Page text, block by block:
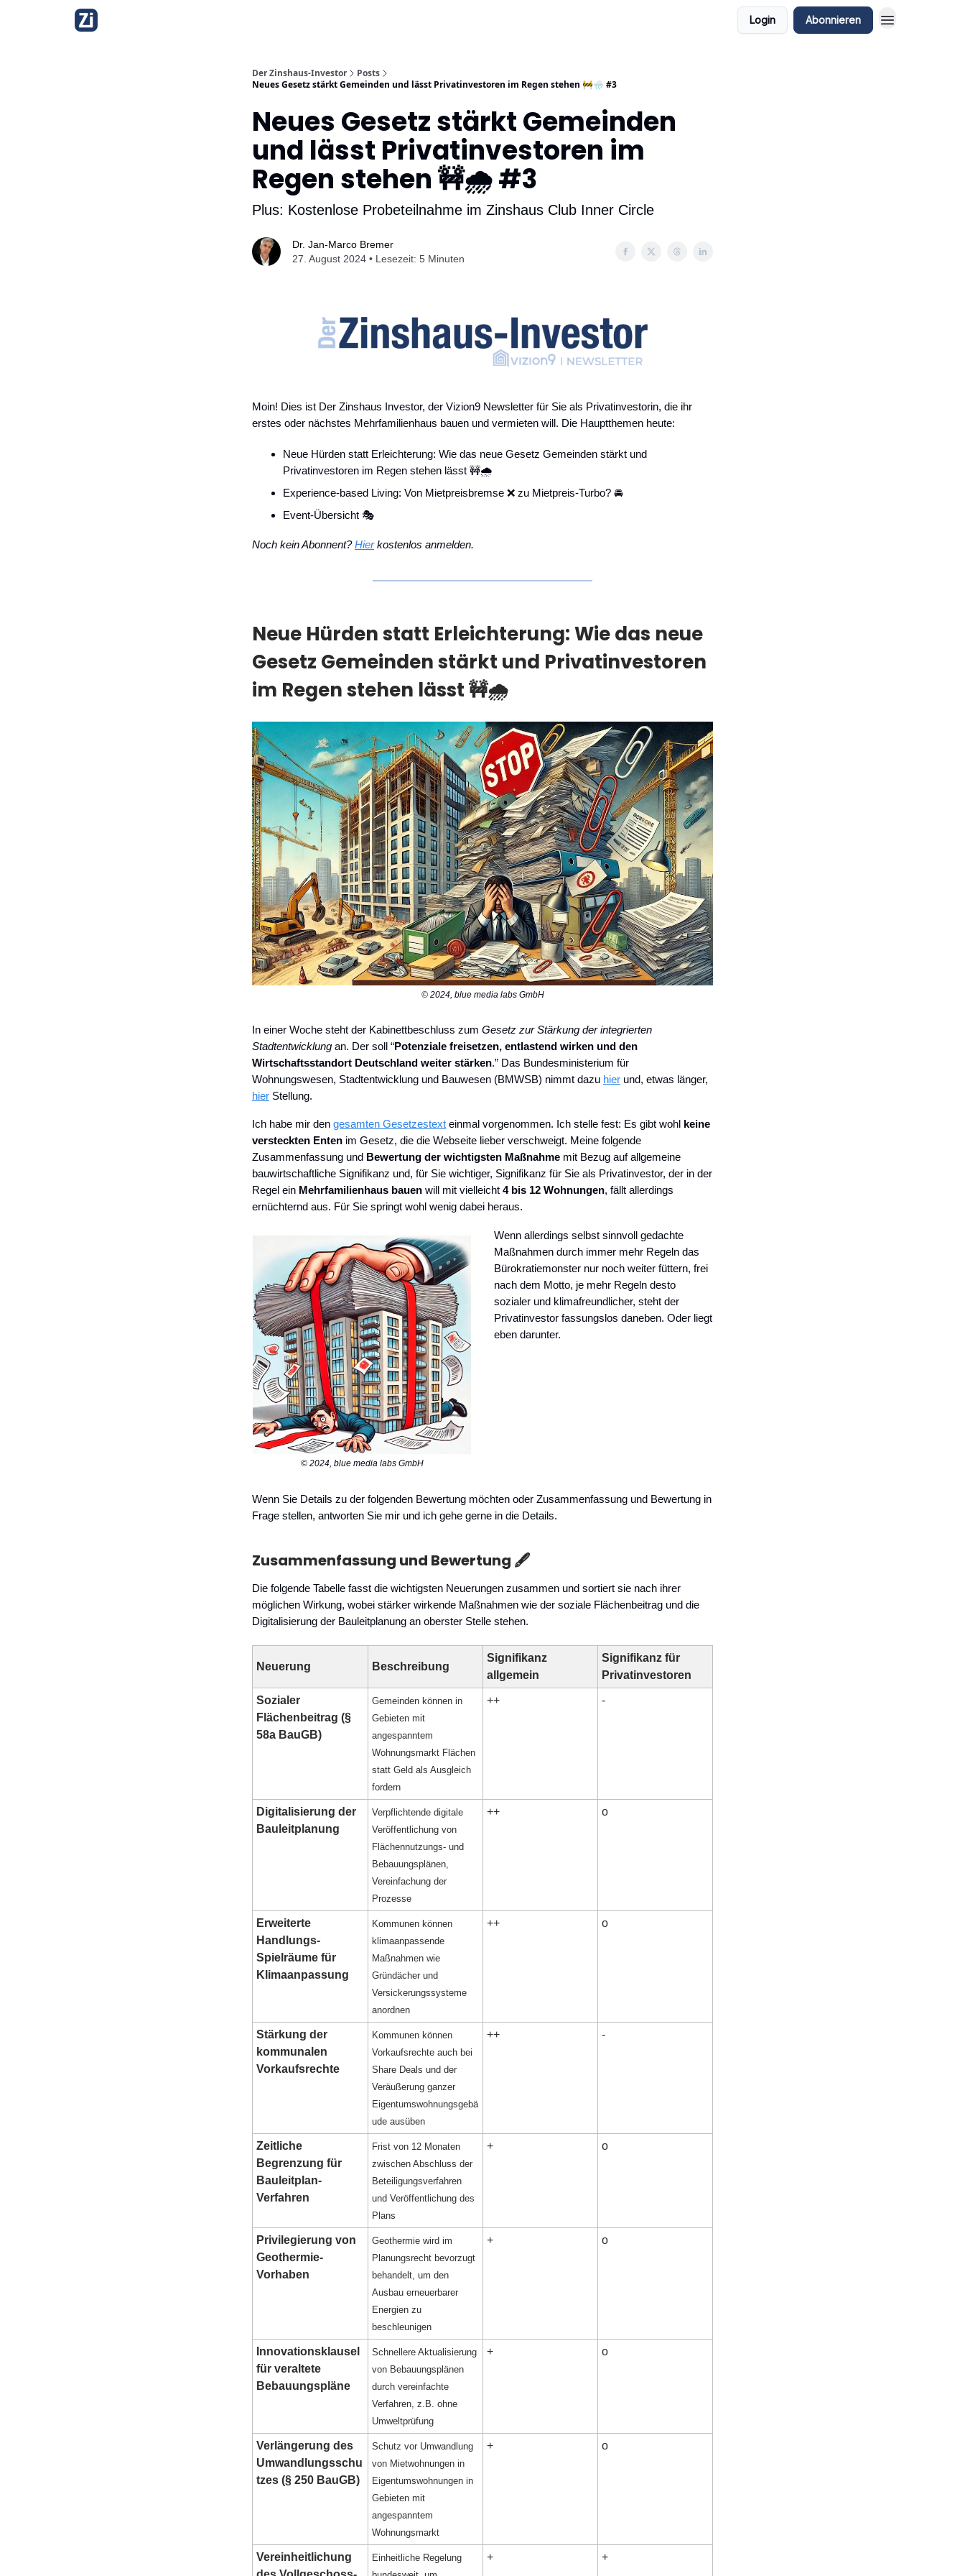
Login Abonnieren
Der Zinshaus-Investor
Posts
Neues Gesetz stärkt Gemeinden und lässt Privatinvestoren im Regen stehen 🚧🌧️ #3
Neues Gesetz stärkt Gemeinden
und lässt Privatinvestoren im
Regen stehen 🚧🌧️ #3
Plus: Kostenlose Probeteilnahme im Zinshaus Club Inner Circle
Dr. Jan-Marco Bremer
27. August 2024 • Lesezeit: 5 Minuten
Moin! Dies ist Der Zinshaus Investor, der Vizion9 Newsletter für Sie als Privatinvestorin, die ihr
erstes oder nächstes Mehrfamilienhaus bauen und vermieten will. Die Hauptthemen heute:
Neue Hürden statt Erleichterung: Wie das neue Gesetz Gemeinden stärkt und
Privatinvestoren im Regen stehen lässt 🚧🌧️
Experience-based Living: Von Mietpreisbremse ❌ zu Mietpreis-Turbo? 🚘
Event-Übersicht 🎭
Noch kein Abonnent?Hierkostenlos anmelden.
Neue Hürden statt Erleichterung: Wie das neue
Gesetz Gemeinden stärkt und Privatinvestoren
im Regen stehen lässt 🚧🌧️
© 2024, blue media labs GmbH
In einer Woche steht der Kabinettbeschluss zum Gesetz zur Stärkung der integrierten
Stadtentwicklung an. Der soll “Potenziale freisetzen, entlastend wirken und den
Wirtschaftsstandort Deutschland weiter stärken.” Das Bundesministerium für
Wohnungswesen, Stadtentwicklung und Bauwesen (BMWSB) nimmt dazu hier und, etwas länger,
hier Stellung.
Ich habe mir den gesamten Gesetzestext einmal vorgenommen. Ich stelle fest: Es gibt wohl keine
versteckten Enten im Gesetz, die die Webseite lieber verschweigt. Meine folgende
Zusammenfassung und Bewertung der wichtigsten Maßnahme mit Bezug auf allgemeine
bauwirtschaftliche Signifikanz und, für Sie wichtiger, Signifikanz für Sie als Privatinvestor, der in der
Regel ein Mehrfamilienhaus bauen will mit vielleicht 4 bis 12 Wohnungen, fällt allerdings
ernüchternd aus. Für Sie springt wohl wenig dabei heraus.
© 2024, blue media labs GmbH
Wenn allerdings selbst sinnvoll gedachte
Maßnahmen durch immer mehr Regeln das
Bürokratiemonster nur noch weiter füttern, frei
nach dem Motto, je mehr Regeln desto
sozialer und klimafreundlicher, steht der
Privatinvestor fassungslos daneben. Oder liegt
eben darunter.
Wenn Sie Details zu der folgenden Bewertung möchten oder Zusammenfassung und Bewertung in
Frage stellen, antworten Sie mir und ich gehe gerne in die Details.
Zusammenfassung und Bewertung 🖋️
Die folgende Tabelle fasst die wichtigsten Neuerungen zusammen und sortiert sie nach ihrer
möglichen Wirkung, wobei stärker wirkende Maßnahmen wie der soziale Flächenbeitrag und die
Digitalisierung der Bauleitplanung an oberster Stelle stehen.
Neuerung Beschreibung
Signifikanz
allgemein
Signifikanz für
Privatinvestoren
Sozialer
Flächenbeitrag (§
58a BauGB)
Gemeinden können in
Gebieten mit
angespanntem
Wohnungsmarkt Flächen
statt Geld als Ausgleich
fordern
++ -
Digitalisierung der
Bauleitplanung
Verpflichtende digitale
Veröffentlichung von
Flächennutzungs- und
Bebauungsplänen,
Vereinfachung der
Prozesse
++ o
Erweiterte
Handlungs-
Spielräume für
Klimaanpassung
Kommunen können
klimaanpassende
Maßnahmen wie
Gründächer und
Versickerungssysteme
anordnen
++ o
Stärkung der
kommunalen
Vorkaufsrechte
Kommunen können
Vorkaufsrechte auch bei
Share Deals und der
Veräußerung ganzer
Eigentumswohnungsgebä
ude ausüben
++ -
Zeitliche
Begrenzung für
Bauleitplan-
Verfahren
Frist von 12 Monaten
zwischen Abschluss der
Beteiligungsverfahren
und Veröffentlichung des
Plans
+ o
Privilegierung von
Geothermie-
Vorhaben
Geothermie wird im
Planungsrecht bevorzugt
behandelt, um den
Ausbau erneuerbarer
Energien zu
beschleunigen
+ o
Innovationsklausel
für veraltete
Bebauungspläne
Schnellere Aktualisierung
von Bebauungsplänen
durch vereinfachte
Verfahren, z.B. ohne
Umweltprüfung
+ o
Verlängerung des
Umwandlungsschu
tzes (§ 250 BauGB)
Schutz vor Umwandlung
von Mietwohnungen in
Eigentumswohnungen in
Gebieten mit
angespanntem
Wohnungsmarkt
+ o
Vereinheitlichung
Einheitliche Regelung
+ +